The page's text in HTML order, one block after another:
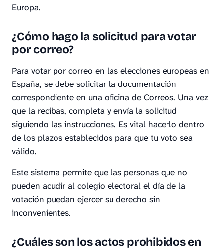
Europa.
¿Cómo hago la solicitud para votar
por correo?
Para votar por correo en las elecciones europeas en
España, se debe solicitar la documentación
correspondiente en una oficina de Correos. Una vez
que la recibas, completa y envía la solicitud
siguiendo las instrucciones. Es vital hacerlo dentro
de los plazos establecidos para que tu voto sea
válido.
Este sistema permite que las personas que no
pueden acudir al colegio electoral el día de la
votación puedan ejercer su derecho sin
inconvenientes.
¿Cuáles son los actos prohibidos en